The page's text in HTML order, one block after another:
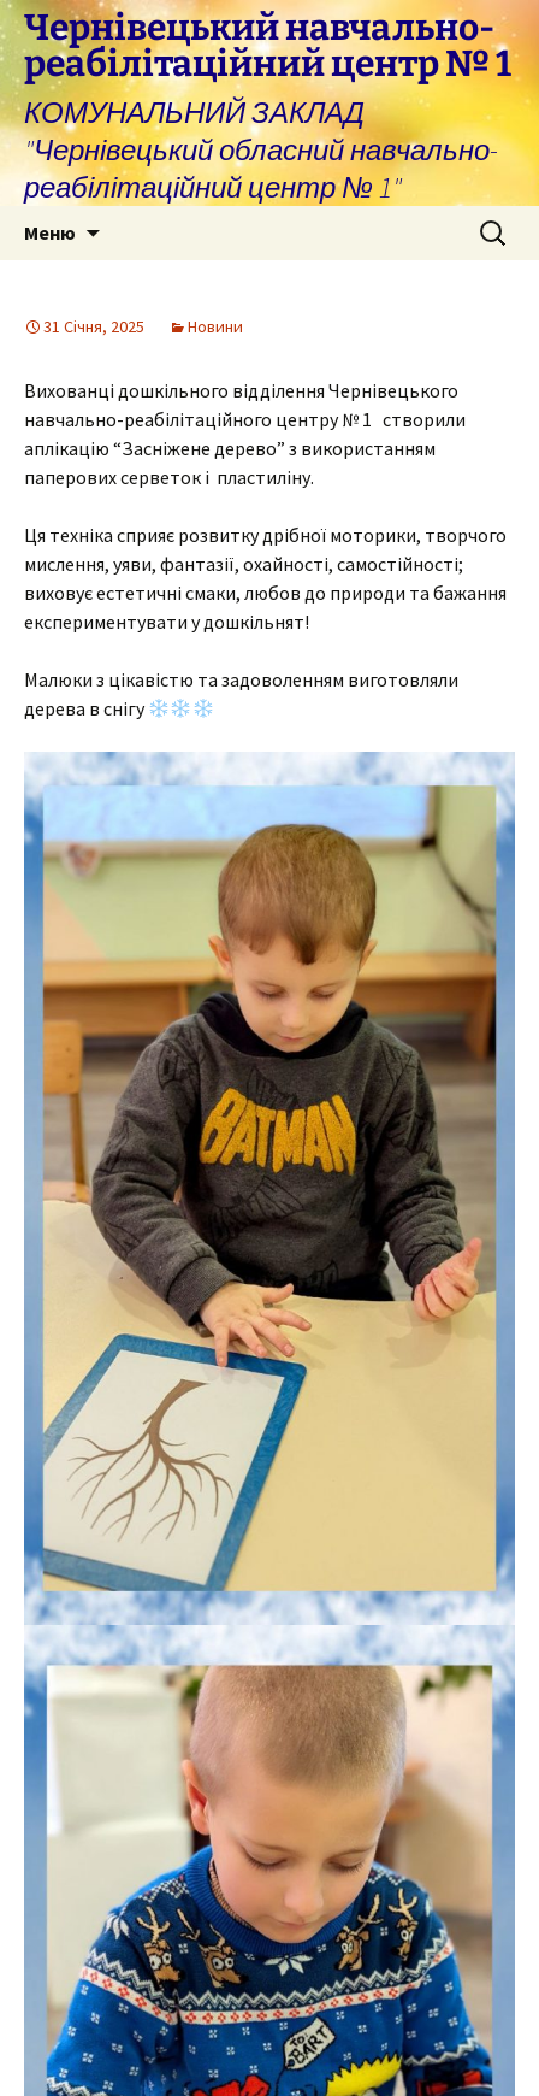
Перейти
до
вмісту
Чернівецький навчально-
реабілітаційний центр № 1
КОМУНАЛЬНИЙ ЗАКЛАД
"Чернівецький обласний навчально-
реабілітаційний центр № 1"
Меню Пошук:
31 Січня, 2025 Новини
Вихованці дошкільного відділення Чернівецького
навчально-реабілітаційного центру № 1 створили
аплікацію “Засніжене дерево” з використанням
паперових серветок і пластиліну.
Ця техніка сприяє розвитку дрібної моторики, творчого
мислення, уяви, фантазії, охайності, самостійності;
виховує естетичні смаки, любов до природи та бажання
експериментувати у дошкільнят!
Малюки з цікавістю та задоволенням виготовляли
дерева в снігу